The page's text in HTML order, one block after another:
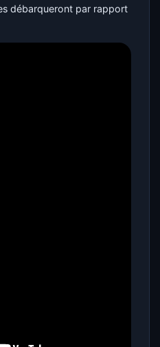
débarqueront par rapport